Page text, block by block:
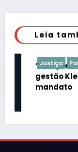
Leia
Justiça Política
“É de praxe”:
gestão Kleber
mandato